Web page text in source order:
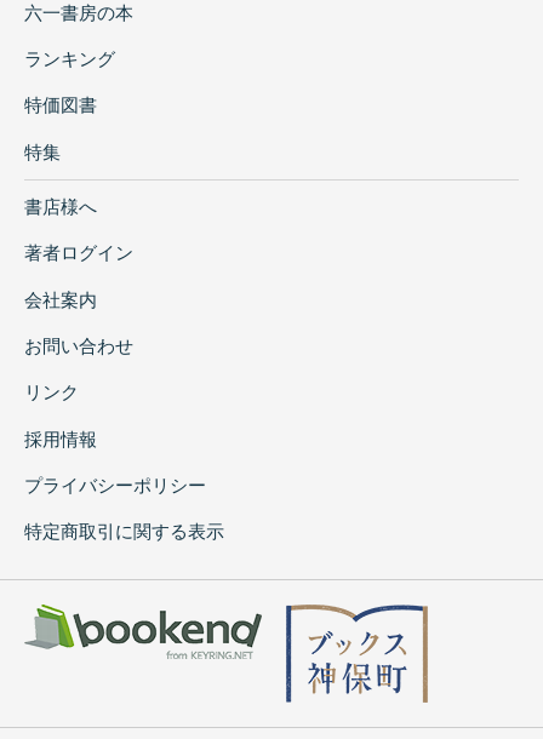
六一書房の本
ランキング
特価図書
特集
書店様へ
著者ログイン
会社案内
お問い合わせ
リンク
採用情報
プライバシーポリシー
特定商取引に関する表示